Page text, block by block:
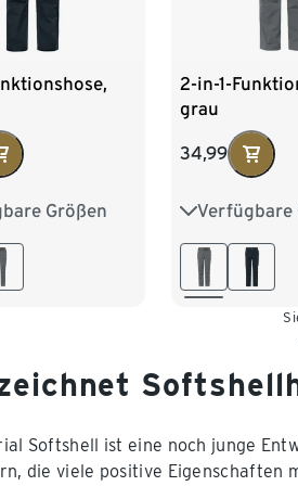
Größen
M 48/50
2-in-1-
grau
34,99
Verfügbare
S 44/46 M
L 52/54
Softshell ist eine noch junge
die viele positive Eigenschaften